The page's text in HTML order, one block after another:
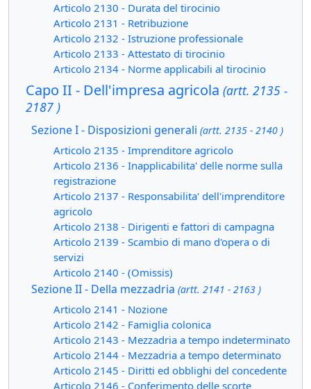
Articolo 2130 - Durata del tirocinio
Articolo 2131 - Retribuzione
Articolo 2132 - Istruzione professionale
Articolo 2133 - Attestato di tirocinio
Articolo 2134 - Norme applicabili al tirocinio
Capo II - Dell'impresa agricola (artt. 2135 -
2187 )
Sezione I - Disposizioni generali (artt. 2135 - 2140 )
Articolo 2135 - Imprenditore agricolo
Articolo 2136 - Inapplicabilita' delle norme sulla
registrazione
Articolo 2137 - Responsabilita' dell'imprenditore
agricolo
Articolo 2138 - Dirigenti e fattori di campagna
Articolo 2139 - Scambio di mano d'opera o di
servizi
Articolo 2140 - (Omissis)
Sezione II - Della mezzadria (artt. 2141 - 2163 )
Articolo 2141 - Nozione
Articolo 2142 - Famiglia colonica
Articolo 2143 - Mezzadria a tempo indeterminato
Articolo 2144 - Mezzadria a tempo determinato
Articolo 2145 - Diritti ed obblighi del concedente
Articolo 2146 - Conferimento delle scorte